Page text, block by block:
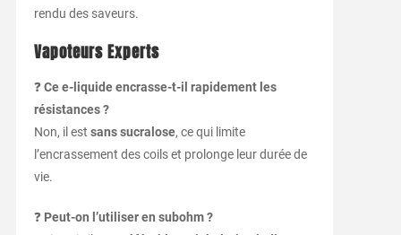
rendu des saveurs.
Vapoteurs Experts
❓Ce e-liquide encrasse-t-il rapidement les
résistances ?
Non, il est sans sucralose, ce qui limite
l’encrassement des coils et prolonge leur durée de
vie.
❓ Peut-on l’utiliser en subohm ?